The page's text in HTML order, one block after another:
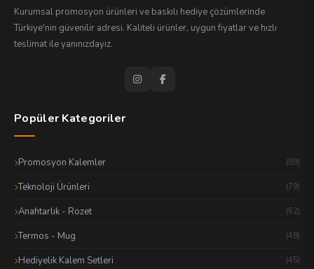
Kurumsal promosyon ürünleri ve baskılı hediye çözümlerinde
Türkiye'nin güvenilir adresi. Kaliteli ürünler, uygun fiyatlar ve hızlı
teslimat ile yanınızdayız.
Popüler Kategoriler
Promosyon Kalemler (89)
Teknoloji Ürünleri (79)
Anahtarlık - Rozet (62)
Termos - Mug (48)
Hediyelik Kalem Setleri (45)